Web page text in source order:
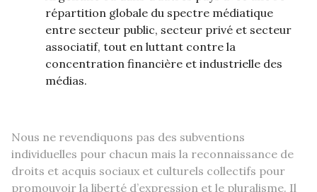
répartition globale du spectre médiatique
entre secteur public, secteur privé et secteur
associatif, tout en luttant contre la
concentration financière et industrielle des
médias.
Nous ne revendiquons pas des subventions
individuelles pour chacun mais la reconnaissance de
droits et acquis sociaux et culturels collectifs pour
promouvoir la liberté d’expression et le pluralisme. Il